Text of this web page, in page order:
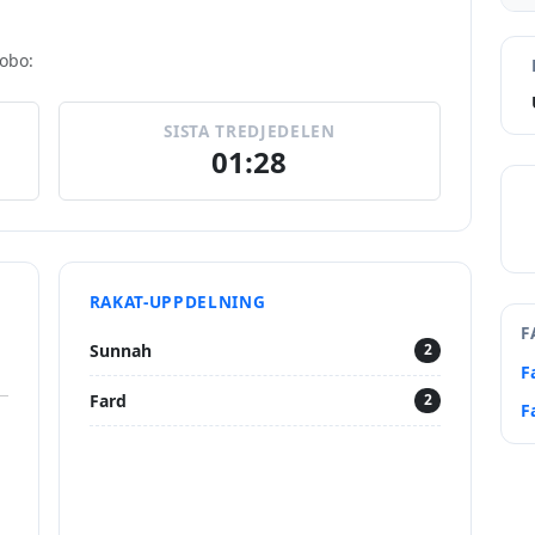
SISTA TREDJEDELEN
01:28
RAKAT-UPPDELNING
Sunnah 2
Fard 2